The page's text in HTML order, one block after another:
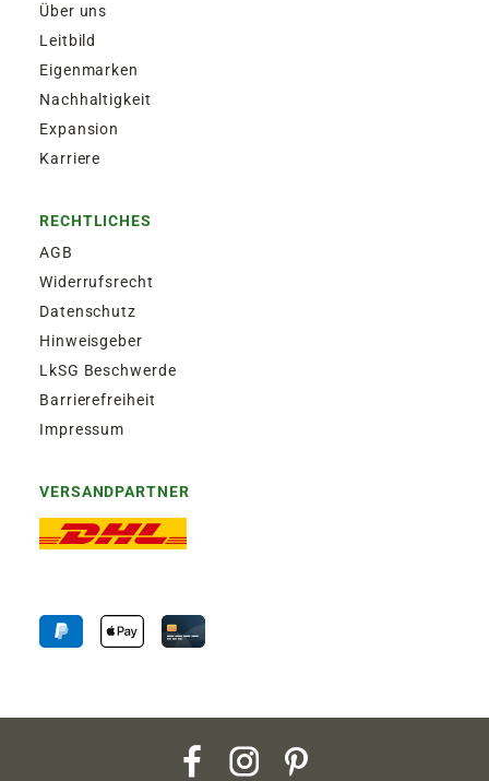
Über uns
Leitbild
Eigenmarken
Nachhaltigkeit
Expansion
Karriere
RECHTLICHES
AGB
Widerrufsrecht
Datenschutz
Hinweisgeber
LkSG Beschwerde
Barrierefreiheit
Impressum
VERSANDPARTNER